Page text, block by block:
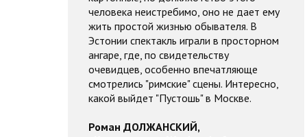
человека неистребимо, оно не дает ему
жить простой жизнью обывателя. В
Эстонии спектакль играли в просторном
ангаре, где, по свидетельству
очевидцев, особенно впечатляюще
смотрелись "римские" сцены. Интересно,
какой выйдет "Пустошь" в Москве.
Роман ДОЛЖАНСКИЙ,